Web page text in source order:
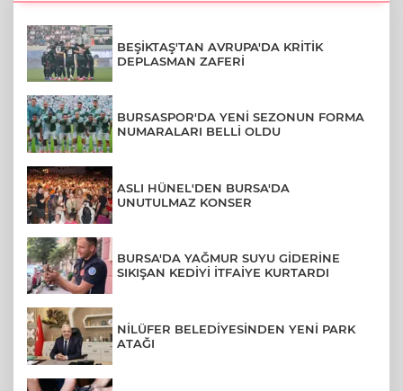
BEŞİKTAŞ'TAN AVRUPA'DA KRİTİK
DEPLASMAN ZAFERİ
BURSASPOR'DA YENİ SEZONUN FORMA
NUMARALARI BELLİ OLDU
ASLI HÜNEL'DEN BURSA'DA
UNUTULMAZ KONSER
BURSA'DA YAĞMUR SUYU GİDERİNE
SIKIŞAN KEDİYİ İTFAİYE KURTARDI
NİLÜFER BELEDİYESİNDEN YENİ PARK
ATAĞI